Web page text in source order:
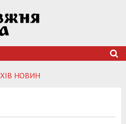
НОВИН